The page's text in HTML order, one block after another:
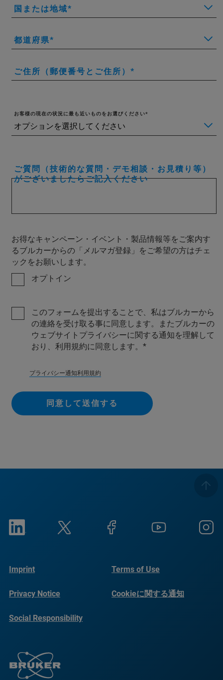
国または地域
都道府県
ご住所（郵便番号とご住所）
お客様の現在の状況に最も近いものをお選びください
ご質問（技術的な質問・デモ相談・お見積り等）
がございましたらご記入ください
お得なキャンペーン・イベント・製品情報等をご案内す
るブルカーからの「メルマガ登録」をご希望の方はチェ
ックをお願いします。
オプトイン
このフォームを提出することで、私はブルカーから
の連絡を受け取る事に同意します。またブルカーの
ウェブサイトプライバシーに関する通知を理解して
おり、利用規約に同意します。
プライバシー通知利用規約
同意して送信する
Imprint Terms of Use
Privacy Notice Cookieに関する通知
Social Responsibility